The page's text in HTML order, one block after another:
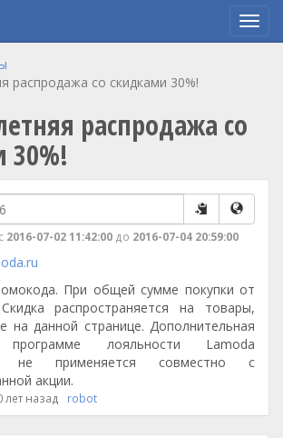
распродажа со скидками 30%!
распродажа со
30%!
2016-07-02 11:42:00 до 2016-07-04 20:59:00
При общей сумме покупки от
распространяется на товары,
на данной странице. Дополнительная
лояльности Lamoda
не применяется совместно с
акции.
лет назад robot